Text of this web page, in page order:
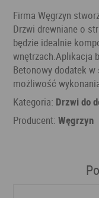
Firma Węgrzyn
Drzwi drewniane o
będzie idealnie
wnętrzach.Aplikacja
Betonowy dodatek w
możliwość
Kategoria: Drzwi do
Producent:Węgrzyn